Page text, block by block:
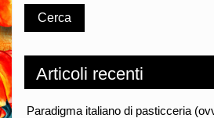
Articoli recenti
Paradigma italiano di pasticceria